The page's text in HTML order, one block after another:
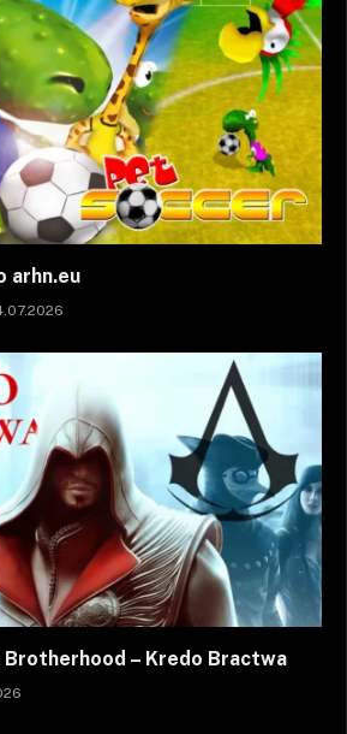
arhn.eu
Brotherhood – Kredo Bractwa